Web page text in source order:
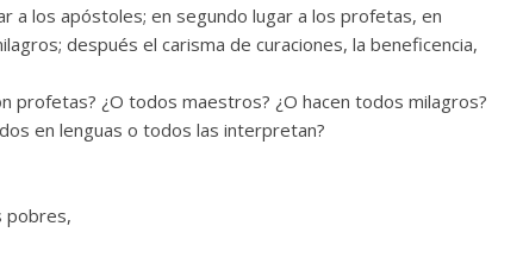
a los apóstoles; en segundo lugar a los profetas, en
después el carisma de curaciones, la beneficencia,
profetas? ¿O todos maestros? ¿O hacen todos milagros?
en lenguas o todos las interpretan?
pobres,